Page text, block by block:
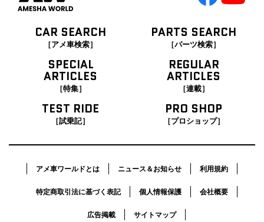
CAR SEARCH
［アメ車検索］
PARTS SEARCH
［パーツ検索］
SPECIAL
ARTICLES
［特集］
REGULAR
ARTICLES
［連載］
TEST RIDE
［試乗記］
PRO SHOP
［プロショップ］
アメ車ワールドとは ニュース＆お知らせ 利用規約
特定商取引法に基づく表記 個人情報保護 会社概要
広告掲載 サイトマップ